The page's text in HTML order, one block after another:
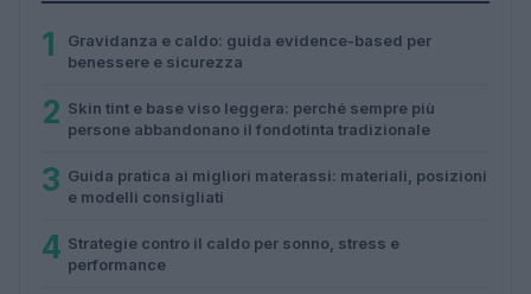
1
Gravidanza e caldo: guida evidence-based per
benessere e sicurezza
2 Skin tint e base viso leggera: perché sempre più
persone abbandonano il fondotinta tradizionale
3 Guida pratica ai migliori materassi: materiali, posizioni
e modelli consigliati
4 Strategie contro il caldo per sonno, stress e
performance